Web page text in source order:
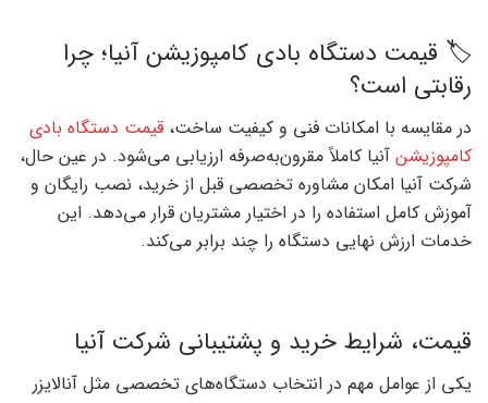
🏷️ قیمت دستگاه بادی کامپوزیشن آنیا؛ چرا
رقابتی است؟
در مقایسه با امکانات فنی و کیفیت ساخت، قیمت دستگاه بادی
کامپوزیشن آنیا کاملاً مقرون‌به‌صرفه ارزیابی می‌شود. در عین حال،
شرکت آنیا امکان مشاوره تخصصی قبل از خرید، نصب رایگان و
آموزش کامل استفاده را در اختیار مشتریان قرار می‌دهد. این
خدمات ارزش نهایی دستگاه را چند برابر می‌کند.
قیمت، شرایط خرید و پشتیبانی شرکت آنیا
یکی از عوامل مهم در انتخاب دستگاه‌های تخصصی مثل آنالایزر